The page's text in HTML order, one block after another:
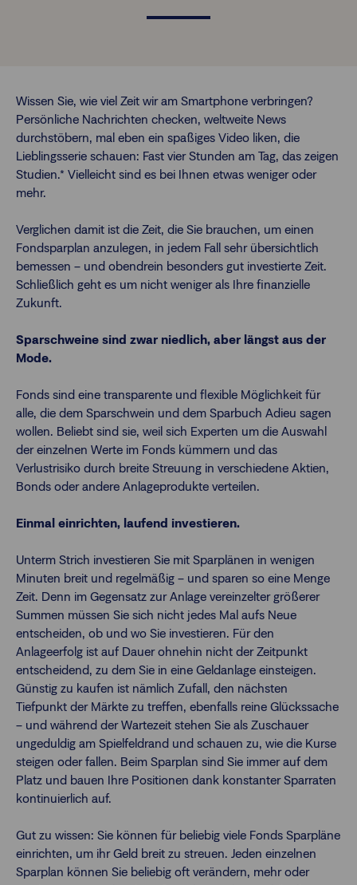
Passwort zurücksetzen
Karriere
Kontakt
Login
Wissen Sie, wie viel Zeit wir am Smartphone verbringen?
Persönliche Nachrichten checken, weltweite News
durchstöbern, mal eben ein spaßiges Video liken, die
Lieblingsserie schauen: Fast vier Stunden am Tag, das zeigen
Studien.* Vielleicht sind es bei Ihnen etwas weniger oder
mehr.
Verglichen damit ist die Zeit, die Sie brauchen, um einen
Fondsparplan anzulegen, in jedem Fall sehr übersichtlich
bemessen – und obendrein besonders gut investierte Zeit.
Schließlich geht es um nicht weniger als Ihre finanzielle
Zukunft.
Sparschweine sind zwar niedlich, aber längst aus der
Mode.
Fonds sind eine transparente und flexible Möglichkeit für
alle, die dem Sparschwein und dem Sparbuch Adieu sagen
wollen. Beliebt sind sie, weil sich Experten um die Auswahl
der einzelnen Werte im Fonds kümmern und das
Verlustrisiko durch breite Streuung in verschiedene Aktien,
Bonds oder andere Anlageprodukte verteilen.
Einmal einrichten, laufend investieren.
Unterm Strich investieren Sie mit Sparplänen in wenigen
Minuten breit und regelmäßig – und sparen so eine Menge
Zeit. Denn im Gegensatz zur Anlage vereinzelter größerer
Summen müssen Sie sich nicht jedes Mal aufs Neue
entscheiden, ob und wo Sie investieren. Für den
Anlageerfolg ist auf Dauer ohnehin nicht der Zeitpunkt
entscheidend, zu dem Sie in eine Geldanlage einsteigen.
Günstig zu kaufen ist nämlich Zufall, den nächsten
Tiefpunkt der Märkte zu treffen, ebenfalls reine Glückssache
– und während der Wartezeit stehen Sie als Zuschauer
ungeduldig am Spielfeldrand und schauen zu, wie die Kurse
steigen oder fallen. Beim Sparplan sind Sie immer auf dem
Platz und bauen Ihre Positionen dank konstanter Sparraten
kontinuierlich auf.
Gut zu wissen: Sie können für beliebig viele Fonds Sparpläne
einrichten, um ihr Geld breit zu streuen. Jeden einzelnen
Sparplan können Sie beliebig oft verändern, mehr oder